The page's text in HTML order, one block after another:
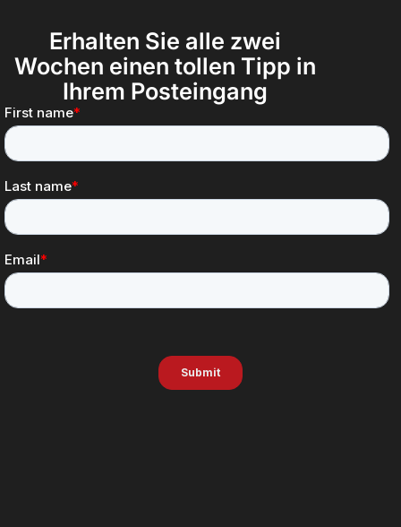
Erhalten Sie alle zwei
Wochen einen tollen Tipp in
Ihrem Posteingang